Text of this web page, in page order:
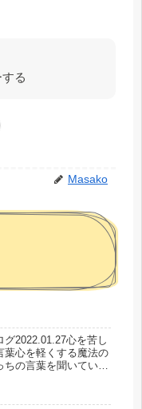
る
Masako
グ2022.01.27心を苦し
葉心を軽くする魔法の
ちの言葉を聞いてい